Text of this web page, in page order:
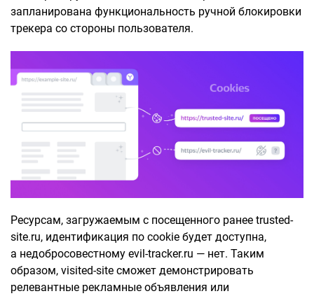
запланирована функциональность ручной блокировки
трекера со стороны пользователя.
Ресурсам, загружаемым с посещенного ранее trusted-
site.ru, идентификация по cookie будет доступна,
а недобросовестному evil-tracker.ru — нет. Таким
образом, visited-site сможет демонстрировать
релевантные рекламные объявления или